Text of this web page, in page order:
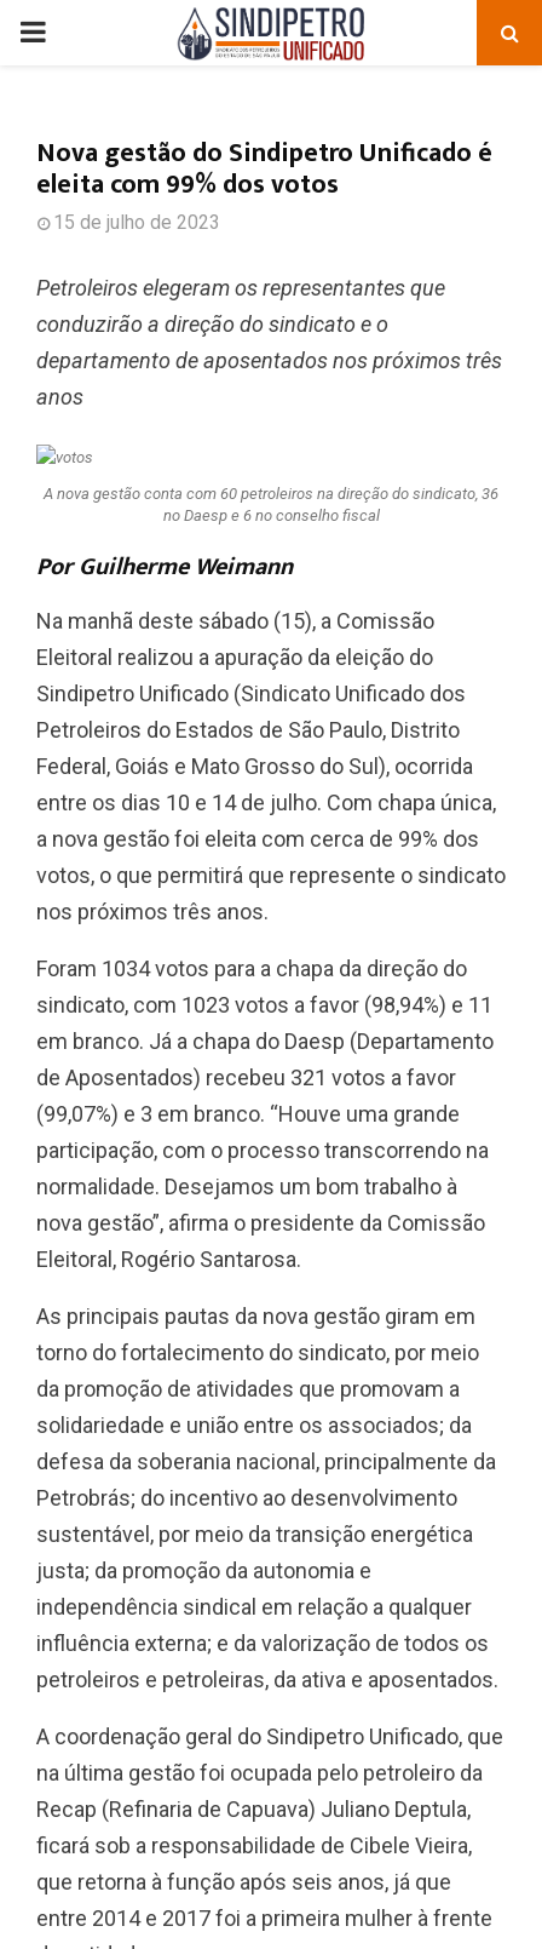
PRIMARY
Nova gestão do Sindipetro Unificado é
eleita com 99% dos votos
15 de julho de 2023
Petroleiros elegeram os representantes que
conduzirão a direção do sindicato e o
departamento de aposentados nos próximos três
anos
A nova gestão conta com 60 petroleiros na direção do sindicato, 36
no Daesp e 6 no conselho fiscal
Por Guilherme Weimann
Na manhã deste sábado (15), a Comissão
Eleitoral realizou a apuração da eleição do
Sindipetro Unificado (Sindicato Unificado dos
Petroleiros do Estados de São Paulo, Distrito
Federal, Goiás e Mato Grosso do Sul), ocorrida
entre os dias 10 e 14 de julho. Com chapa única,
a nova gestão foi eleita com cerca de 99% dos
votos, o que permitirá que represente o sindicato
nos próximos três anos.
Foram 1034 votos para a chapa da direção do
sindicato, com 1023 votos a favor (98,94%) e 11
em branco. Já a chapa do Daesp (Departamento
de Aposentados) recebeu 321 votos a favor
(99,07%) e 3 em branco. “Houve uma grande
participação, com o processo transcorrendo na
normalidade. Desejamos um bom trabalho à
nova gestão”, afirma o presidente da Comissão
Eleitoral, Rogério Santarosa.
As principais pautas da nova gestão giram em
torno do fortalecimento do sindicato, por meio
da promoção de atividades que promovam a
solidariedade e união entre os associados; da
defesa da soberania nacional, principalmente da
Petrobrás; do incentivo ao desenvolvimento
sustentável, por meio da transição energética
justa; da promoção da autonomia e
independência sindical em relação a qualquer
influência externa; e da valorização de todos os
petroleiros e petroleiras, da ativa e aposentados.
A coordenação geral do Sindipetro Unificado, que
na última gestão foi ocupada pelo petroleiro da
Recap (Refinaria de Capuava) Juliano Deptula,
ficará sob a responsabilidade de Cibele Vieira,
que retorna à função após seis anos, já que
entre 2014 e 2017 foi a primeira mulher à frente